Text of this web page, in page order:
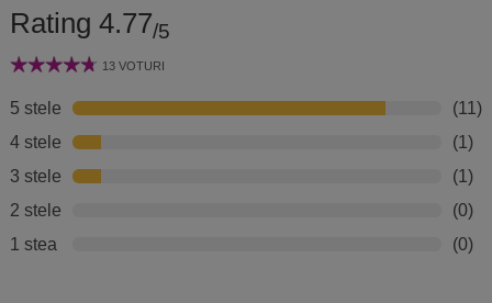
Rating 4.77/5
13 VOTURI
5 stele
(11)
4 stele
(1)
3 stele
(1)
2 stele
(0)
1 stea
(0)